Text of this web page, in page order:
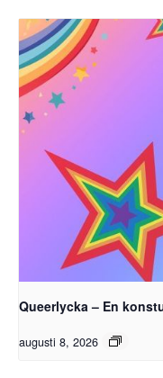
Queerlycka – En
augusti 8, 2026